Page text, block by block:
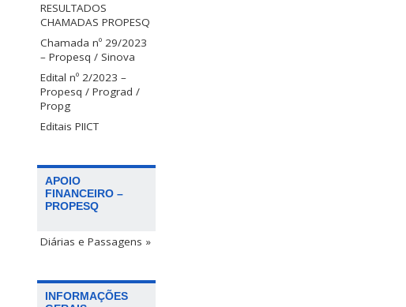
RESULTADOS
CHAMADAS PROPESQ
Chamada nº 29/2023
– Propesq / Sinova
Edital nº 2/2023 –
Propesq / Prograd /
Propg
Editais PIICT
APOIO
FINANCEIRO –
PROPESQ
Diárias e Passagens »
INFORMAÇÕES